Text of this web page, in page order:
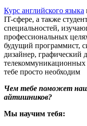
Курс английского языка
IT-сфере, а также
специальностей,
профессиональных
будущий программист,
дизайнер, графический
телекоммуникационных
тебе просто необходим
Чем тебе поможет наш
айтишников?
Мы научим тебя: